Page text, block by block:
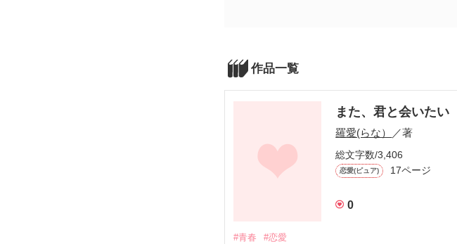
作品一覧
また、君と会いたい
羅愛(らな） ／著
総文字数/3,406
恋愛(ピュア) 17ページ
0
#青春 #恋愛